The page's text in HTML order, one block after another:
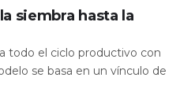
siembra hasta la
todo el ciclo productivo con
se basa en un vínculo de